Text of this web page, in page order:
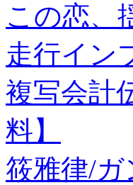
この恋、
走行イン
複写会計
料】
筱雅律/